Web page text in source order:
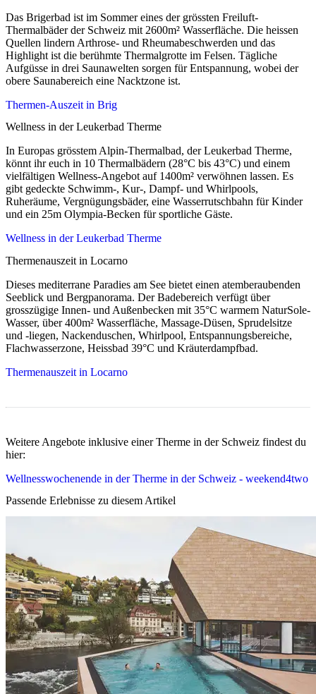
Das Brigerbad ist im Sommer eines der grössten Freiluft-
Thermalbäder der Schweiz mit 2600m² Wasserfläche. Die heissen
Quellen lindern Arthrose- und Rheumabeschwerden und das
Highlight ist die berühmte Thermalgrotte im Felsen. Tägliche
Aufgüsse in drei Saunawelten sorgen für Entspannung, wobei der
obere Saunabereich eine Nacktzone ist.
Thermen-Auszeit in Brig
Wellness in der Leukerbad Therme
In Europas grösstem Alpin-Thermalbad, der Leukerbad Therme,
könnt ihr euch in 10 Thermalbädern (28°C bis 43°C) und einem
vielfältigen Wellness-Angebot auf 1400m² verwöhnen lassen. Es
gibt gedeckte Schwimm-, Kur-, Dampf- und Whirlpools,
Ruheräume, Vergnügungsbäder, eine Wasserrutschbahn für Kinder
und ein 25m Olympia-Becken für sportliche Gäste.
Wellness in der Leukerbad Therme
Thermenauszeit in Locarno
Dieses mediterrane Paradies am See bietet einen atemberaubenden
Seeblick und Bergpanorama. Der Badebereich verfügt über
grosszügige Innen- und Außenbecken mit 35°C warmem NaturSole-
Wasser, über 400m² Wasserfläche, Massage-Düsen, Sprudelsitze
und -liegen, Nackenduschen, Whirlpool, Entspannungsbereiche,
Flachwasserzone, Heissbad 39°C und Kräuterdampfbad.
Thermenauszeit in Locarno
Weitere Angebote inklusive einer Therme in der Schweiz findest du
hier:
Wellnesswochenende in der Therme in der Schweiz - weekend4two
Passende Erlebnisse zu diesem Artikel